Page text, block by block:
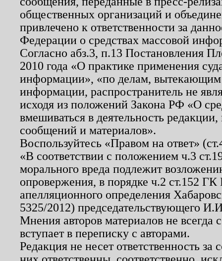
общественных организаций и
привлечено к ответственности за
Федерации о средствах массовой
Согласно абз.3, п.13 Постановления
2010 года «О практике применения
информации», «по делам, вытекающим
информации, распространитель не
исходя из положений Закона РФ «О
вмешиваться в деятельность
сообщений и материалов».
Воспользуйтесь «Правом на ответ»
«В соответствии с положением ч.3
морального вреда подлежит
опровержения, в порядке ч.2 ст.152
апелляционного определения
5325/2012) председательствующего
Мнения авторов материалов не
вступает в переписку с авторами.
Редакция не несет ответственность